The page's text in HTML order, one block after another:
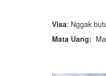
Visa: Nggak
Mata Uang: